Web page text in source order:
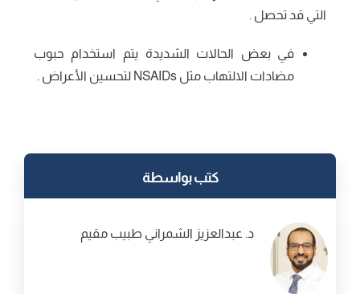
التي قد تحصل .
في بعض الحالات الشديدة يتم استخدام حبوب
مضادات الالتهاب مثل NSAIDs لتحسين الأعراض .
كتب بواسطة
د. عبدالعزيز الشمراني طبيب مقيم